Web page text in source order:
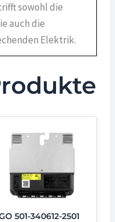
sowohl die
auch die
Elektrik.
501-340612-2501